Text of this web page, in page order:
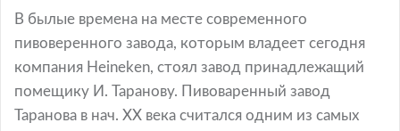
В былые времена на месте современного
пивоверенного завода, которым владеет сегодня
компания Heineken, стоял завод принадлежащий
помещику И. Таранову. Пивоваренный завод
Таранова в нач. ХХ века считался одним из самых